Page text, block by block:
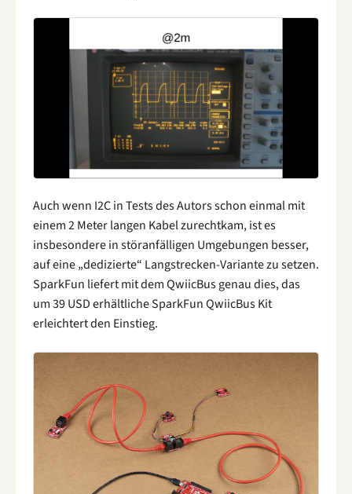
Auch wenn I2C in Tests des Autors schon einmal mit
einem 2 Meter langen Kabel zurechtkam, ist es
insbesondere in störanfälligen Umgebungen besser,
auf eine „dedizierte“ Langstrecken-Variante zu setzen.
SparkFun liefert mit dem QwiicBus genau dies, das
um 39 USD erhältliche SparkFun QwiicBus Kit
erleichtert den Einstieg.